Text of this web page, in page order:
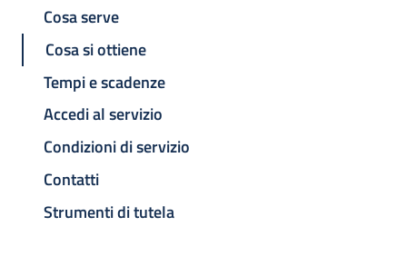
Cosa serve
Cosa si ottiene
Tempi e scadenze
Accedi al servizio
Condizioni di servizio
Contatti
Strumenti di tutela